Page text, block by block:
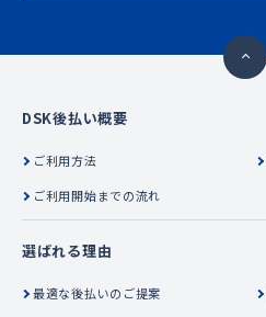
DSK後払い概要
ご利用方法
ご利用開始までの流れ
選ばれる理由
最適な後払いのご提案